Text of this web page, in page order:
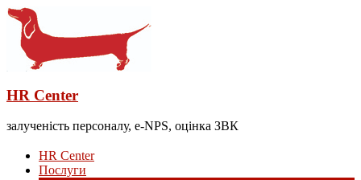
HR Center
залученість персоналу, e-NPS, оцінка ЗВК
HR Center
Послуги